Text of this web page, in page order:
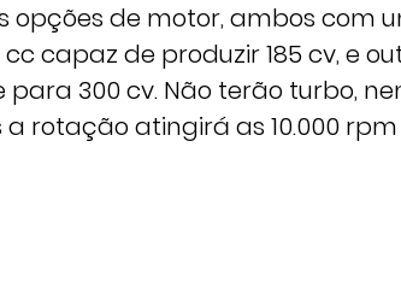
opções de motor, ambos com
capaz de produzir 185 cv, e
300 cv. Não terão turbo,
rotação atingirá as 10.000